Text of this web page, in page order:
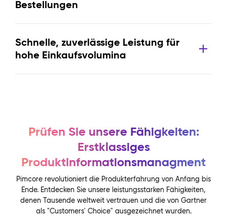
Bestellungen
Schnelle, zuverlässige Leistung für
hohe Einkaufsvolumina
Prüfen Sie unsere Fähigkeiten:
Erstklassiges
Produktinformationsmanagment
Pimcore revolutioniert die Produkterfahrung von Anfang bis
Ende. Entdecken Sie unsere leistungsstarken Fähigkeiten,
denen Tausende weltweit vertrauen und die von Gartner
als "Customers' Choice" ausgezeichnet wurden.